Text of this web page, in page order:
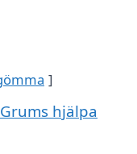
hjälpa